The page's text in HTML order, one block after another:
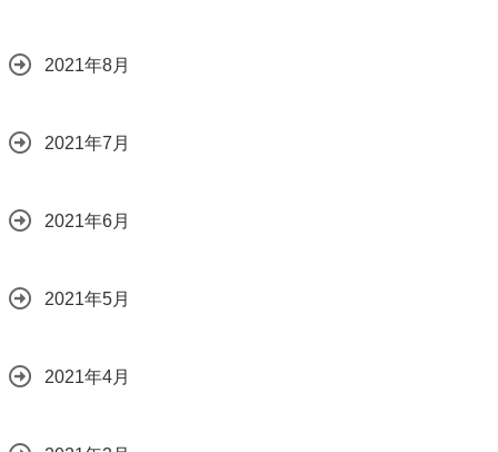
2021年8月
2021年7月
2021年6月
2021年5月
2021年4月